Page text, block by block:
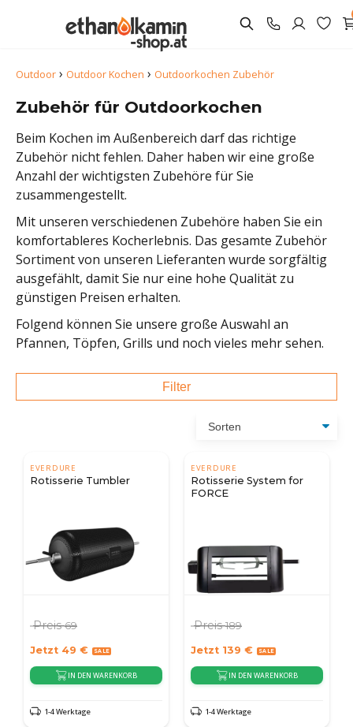
Outdoor › Outdoor Kochen › Outdoorkochen Zubehör
Zubehör für Outdoorkochen
Beim Kochen im Außenbereich darf das richtige
Zubehör nicht fehlen. Daher haben wir eine große
Anzahl der wichtigsten Zubehöre für Sie
zusammengestellt.
Mit unseren verschiedenen Zubehöre haben Sie ein
komfortableres Kocherlebnis. Das gesamte Zubehör
Sortiment von unseren Lieferanten wurde sorgfältig
ausgefählt, damit Sie nur eine hohe Qualität zu
günstigen Preisen erhalten.
Folgend können Sie unsere große Auswahl an
Pfannen, Töpfen, Grills und noch vieles mehr sehen.
Filter
EVERDURE
Rotisserie Tumbler
Preis69
Jetzt 49 €
IN DEN WARENKORB
1-4 Werktage
EVERDURE
Rotisserie System for
FORCE
Preis189
Jetzt 139 €
IN DEN WARENKORB
1-4 Werktage